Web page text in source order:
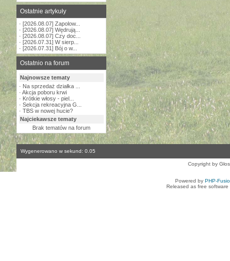
Ostatnie artykuły
· [2026.08.07] Zapolow...
· [2026.08.07] Wędrują...
· [2026.08.07] Czy doc...
· [2026.07.31] W sierp...
· [2026.07.31] Bój o w...
Ostatnio na forum
Najnowsze tematy
· Na sprzedaż działka ...
· Akcja poboru krwi
· Krótkie włosy - piel...
· Sekcja rekreacyjna G...
· TBS w nowej hucie?
Najciekawsze tematy
Brak tematów na forum
Wygenerowano w sekund: 0.05
Copyright by
Powered by PHP-
Released as free